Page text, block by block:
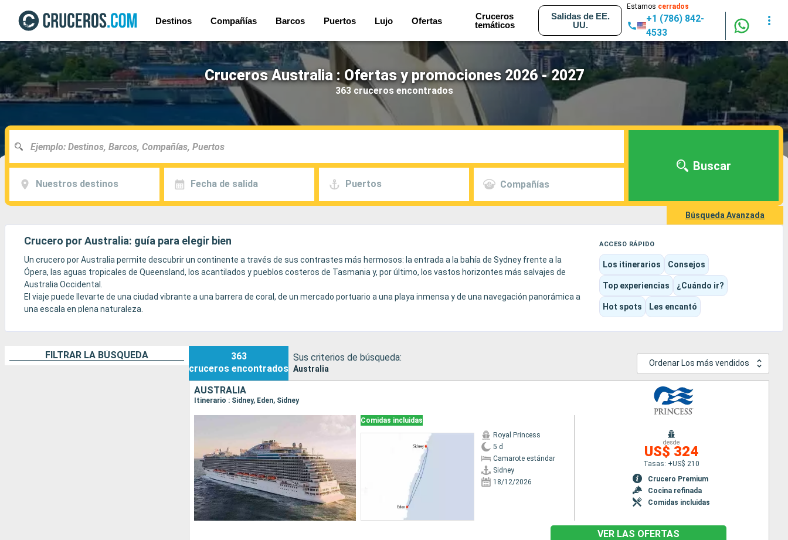
Destinos Compañías Barcos Puertos Lujo Ofertas
Cruceros
temáticos
Salidas de EE.
UU.
Estamos cerrados
+1 (786) 842-
4533
Cruceros Australia : Ofertas y promociones 2026 - 2027
363 cruceros encontrados
Nuestros destinos Fecha de salida Puertos Compañías
Buscar
Búsqueda Avanzada
Crucero por Australia: guía para elegir bien
Un crucero por Australia permite descubrir un continente a través de sus contrastes más hermosos: la entrada a la bahía de Sydney frente a la
Ópera, las aguas tropicales de Queensland, los acantilados y pueblos costeros de Tasmania y, por último, los vastos horizontes más salvajes de
Australia Occidental.
El viaje puede llevarte de una ciudad vibrante a una barrera de coral, de un mercado portuario a una playa inmensa y de una navegación panorámica a
una escala en plena naturaleza.
sensación de amplitud tan característica del país.
ACCESO RÁPIDO
Los itinerarios Consejos
Top experiencias ¿Cuándo ir?
Hot spots Les encantó
FILTRAR LA BÚSQUEDA
363
cruceros encontrados
Sus criterios de búsqueda:
Australia
Ordenar Los más vendidos
AUSTRALIA
Itinerario : Sidney, Eden, Sidney
Comidas incluidas
Royal Princess
5 d
Camarote estándar
Sidney
18/12/2026
desde
US$ 324
Tasas: +US$ 210
Crucero Premium
Cocina refinada
Comidas incluidas
VER LAS OFERTAS